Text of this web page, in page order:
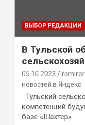
ВЫБОР РЕДАКЦИИ
В Тульской
05.10.2023
новостей в Яндекс
Тульский
компетенций
базе «Шахтер»…